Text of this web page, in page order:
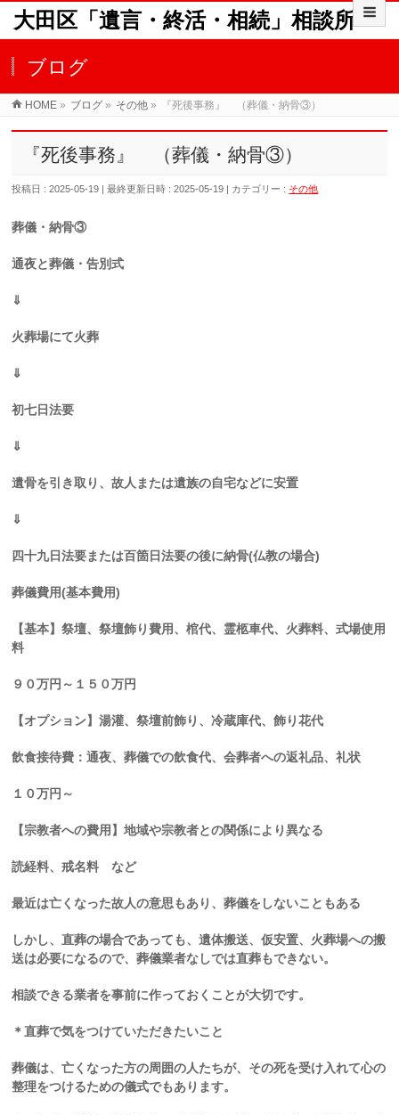
大田区「遺言・終活・相続」相談所
ブログ
HOME » ブログ » その他 » 『死後事務』 （葬儀・納骨③）
『死後事務』 （葬儀・納骨③）
投稿日 : 2025-05-19 最終更新日時 : 2025-05-19 カテゴリー : その他
葬儀・納骨③
通夜と葬儀・告別式
⇓
火葬場にて火葬
⇓
初七日法要
⇓
遺骨を引き取り、故人または遺族の自宅などに安置
⇓
四十九日法要または百箇日法要の後に納骨(仏教の場合)
葬儀費用(基本費用)
【基本】祭壇、祭壇飾り費用、棺代、霊柩車代、火葬料、式場使用
料
９０万円～１５０万円
【オプション】湯灌、祭壇前飾り、冷蔵庫代、飾り花代
飲食接待費：通夜、葬儀での飲食代、会葬者への返礼品、礼状
１０万円～
【宗教者への費用】地域や宗教者との関係により異なる
読経料、戒名料 など
最近は亡くなった故人の意思もあり、葬儀をしないこともある
しかし、直葬の場合であっても、遺体搬送、仮安置、火葬場への搬
送は必要になるので、葬儀業者なしでは直葬もできない。
相談できる業者を事前に作っておくことが大切です。
＊直葬で気をつけていただきたいこと
葬儀は、亡くなった方の周囲の人たちが、その死を受け入れて心の
整理をつけるための儀式でもあります。